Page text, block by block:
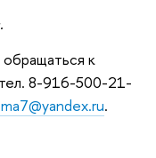
к
8-916-500-21-
.